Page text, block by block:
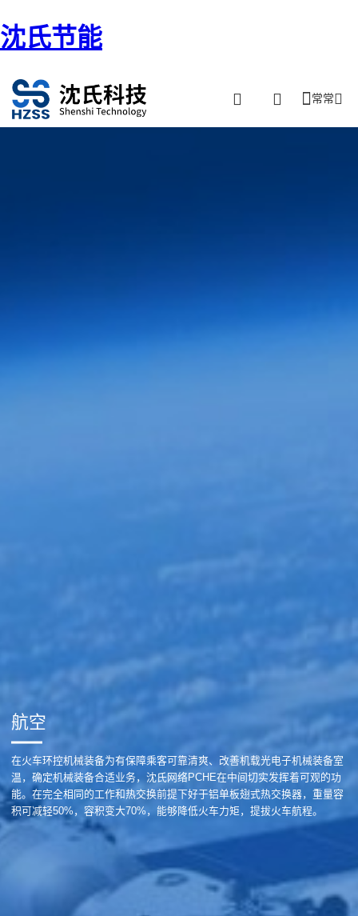
沈氏节能
常常
航空
在火车环控机械装备为有保障乘客可靠清爽、改善机载光电子机械装备室
温，确定机械装备合适业务，沈氏网络PCHE在中间切实发挥着可观的功
能。在完全相同的工作和热交换前提下好于铝单板翅式热交换器，重量容
积可减轻50%，容积变大70%，能够降低火车力矩，提拔火车航程。